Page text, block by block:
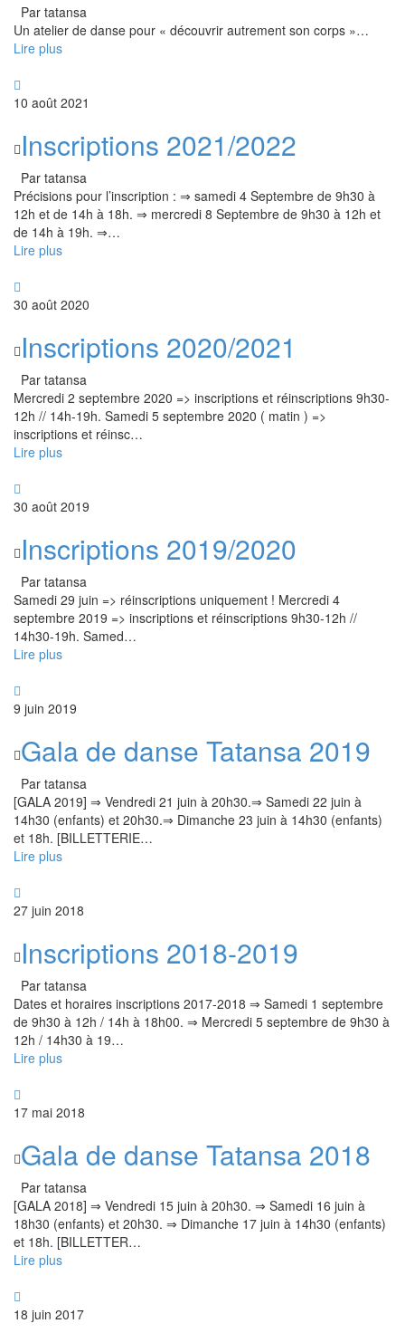
Par tatansa
Un atelier de danse pour « découvrir autrement son corps »…
Lire plus
10 août 2021
Inscriptions 2021/2022
Par tatansa
Précisions pour l’inscription : ⇒ samedi 4 Septembre de 9h30 à
12h et de 14h à 18h. ⇒ mercredi 8 Septembre de 9h30 à 12h et
de 14h à 19h. ⇒…
Lire plus
30 août 2020
Inscriptions 2020/2021
Par tatansa
Mercredi 2 septembre 2020 => inscriptions et réinscriptions 9h30-
12h // 14h-19h. Samedi 5 septembre 2020 ( matin ) =>
inscriptions et réinsc…
Lire plus
30 août 2019
Inscriptions 2019/2020
Par tatansa
Samedi 29 juin => réinscriptions uniquement ! Mercredi 4
septembre 2019 => inscriptions et réinscriptions 9h30-12h //
14h30-19h. Samed…
Lire plus
9 juin 2019
Gala de danse Tatansa 2019
Par tatansa
[GALA 2019] ⇒ Vendredi 21 juin à 20h30.⇒ Samedi 22 juin à
14h30 (enfants) et 20h30.⇒ Dimanche 23 juin à 14h30 (enfants)
et 18h. [BILLETTERIE…
Lire plus
27 juin 2018
Inscriptions 2018-2019
Par tatansa
Dates et horaires inscriptions 2017-2018 ⇒ Samedi 1 septembre
de 9h30 à 12h / 14h à 18h00. ⇒ Mercredi 5 septembre de 9h30 à
12h / 14h30 à 19…
Lire plus
17 mai 2018
Gala de danse Tatansa 2018
Par tatansa
[GALA 2018] ⇒ Vendredi 15 juin à 20h30. ⇒ Samedi 16 juin à
18h30 (enfants) et 20h30. ⇒ Dimanche 17 juin à 14h30 (enfants)
et 18h. [BILLETTER…
Lire plus
18 juin 2017